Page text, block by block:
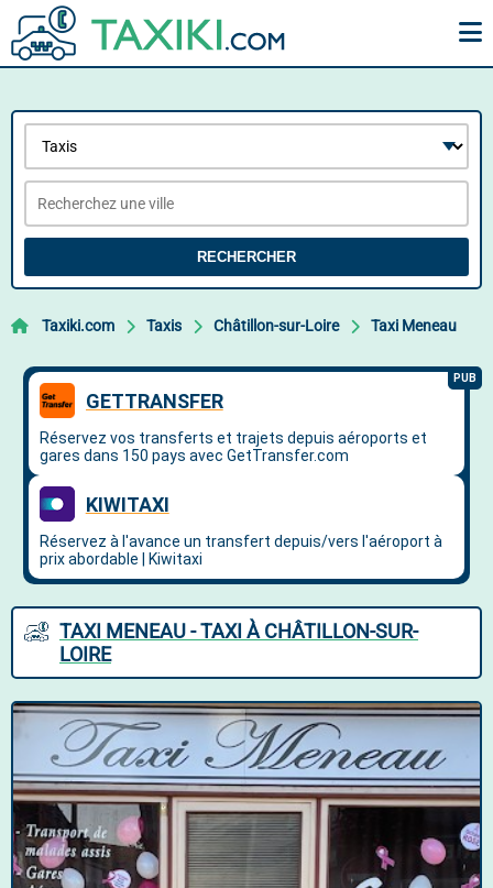
RECHERCHER
Taxiki.com Taxis Châtillon-sur-Loire Taxi Meneau
TAXI MENEAU - TAXI À CHÂTILLON-SUR-
LOIRE